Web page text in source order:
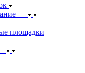
площадки